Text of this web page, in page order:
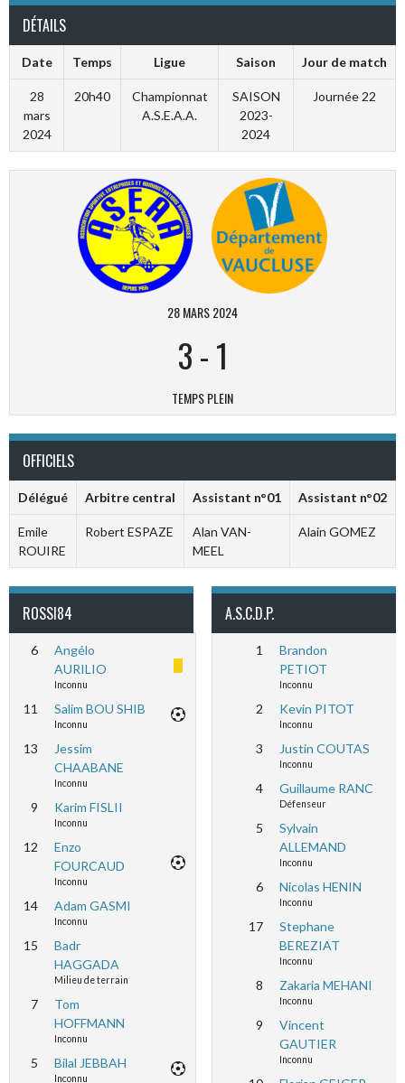
DÉTAILS
Date Temps Ligue Saison Jour de match
28
mars
2024
20h40
Championnat
A.S.E.A.A.
SAISON
2023-
2024
Journée 22
28 MARS 2024
3-1
TEMPS PLEIN
OFFICIELS
Délégué Arbitre central Assistant n°01 Assistant n°02
Emile
ROUIRE
Robert ESPAZE
Alan VAN-
MEEL
Alain GOMEZ
ROSSI84
6
Angélo
AURILIO
Inconnu
11 Salim BOU SHIB
Inconnu
13
Jessim
CHAABANE
Inconnu
9 Karim FISLII
Inconnu
12
Enzo
FOURCAUD
Inconnu
14 Adam GASMI
Inconnu
15
Badr
HAGGADA
Milieu de terrain
7
Tom
HOFFMANN
Inconnu
5 Bilal JEBBAH
Inconnu
A.S.C.D.P.
1
Brandon
PETIOT
Inconnu
2 Kevin PITOT
Inconnu
3 Justin COUTAS
Inconnu
4 Guillaume RANC
Défenseur
5
Sylvain
ALLEMAND
Inconnu
6 Nicolas HENIN
Inconnu
17
Stephane
BEREZIAT
Inconnu
8 Zakaria MEHANI
Inconnu
9
Vincent
GAUTIER
Inconnu